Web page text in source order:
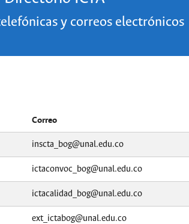
y correos electrónicos
Correo
inscta_bog@unal.edu.co
ictaconvoc_bog@unal.edu.co
ictacalidad_bog@unal.edu.co
ext_ictabog@unal.edu.co